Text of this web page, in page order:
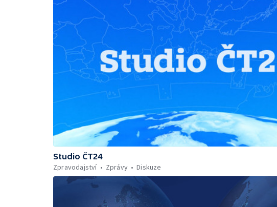
Studio ČT24
Zpravodajství
Zprávy Diskuze